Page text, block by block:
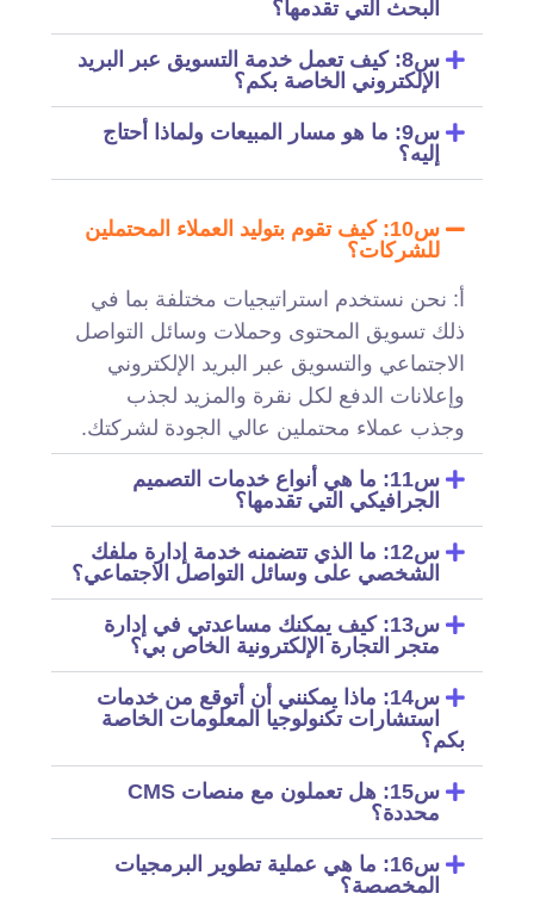
البحث التي تقدمها؟
س8: كيف تعمل خدمة التسويق عبر البريد
الإلكتروني الخاصة بكم؟
س9: ما هو مسار المبيعات ولماذا أحتاج
إليه؟
س10: كيف تقوم بتوليد العملاء المحتملين
للشركات؟
أ: نحن نستخدم استراتيجيات مختلفة بما في
ذلك تسويق المحتوى وحملات وسائل التواصل
الاجتماعي والتسويق عبر البريد الإلكتروني
وإعلانات الدفع لكل نقرة والمزيد لجذب
وجذب عملاء محتملين عالي الجودة لشركتك.
س11: ما هي أنواع خدمات التصميم
الجرافيكي التي تقدمها؟
س12: ما الذي تتضمنه خدمة إدارة ملفك
الشخصي على وسائل التواصل الاجتماعي؟
س13: كيف يمكنك مساعدتي في إدارة
متجر التجارة الإلكترونية الخاص بي؟
س14: ماذا يمكنني أن أتوقع من خدمات
استشارات تكنولوجيا المعلومات الخاصة
بكم؟
س15: هل تعملون مع منصات CMS
محددة؟
س16: ما هي عملية تطوير البرمجيات
المخصصة؟